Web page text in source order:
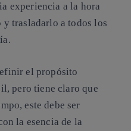
experiencia a la hora
trasladarlo a todos los
el propósito
pero tiene claro que
este debe ser
la esencia de la